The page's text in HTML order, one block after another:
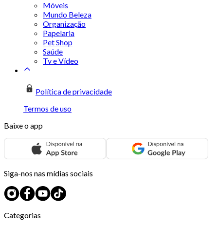
Móveis
Mundo Beleza
Organização
Papelaria
Pet Shop
Saúde
Tv e Vídeo
Política de privacidade
Termos de uso
Baixe o app
Siga-nos nas mídias sociais
Categorias